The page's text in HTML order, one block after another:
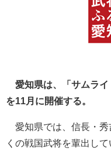
愛知県は、「サムライ
を11月に開催する。
愛知県では、信長・秀
くの戦国武将を輩出し